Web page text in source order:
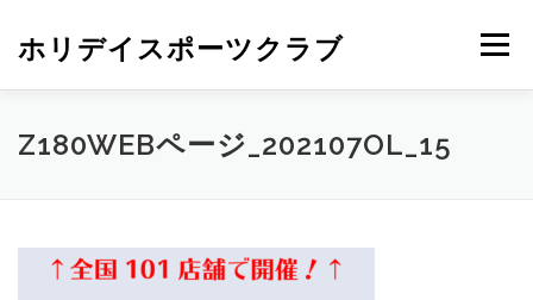
ホリデイスポーツクラブ メニュー
Z180WEBページ_202107OL_15